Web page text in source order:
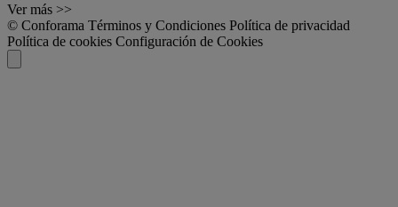
Ver más >>
© Conforama Términos y Condiciones Política de privacidad
Política de cookies Configuración de Cookies